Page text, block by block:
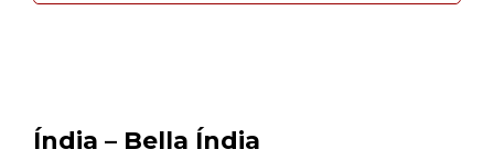
Índia – Bella Índia